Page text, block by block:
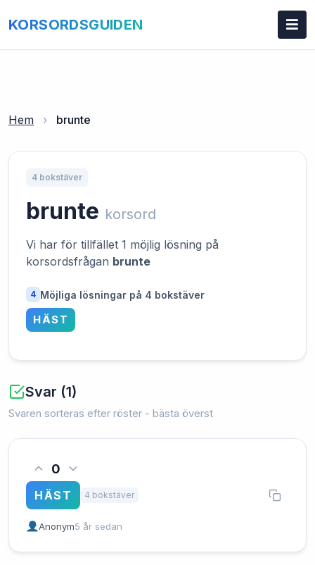
KORSORDSGUIDEN
Hem › brunte
4 bokstäver
brunte korsord
Vi har för tillfället 1 möjlig lösning på
korsordsfrågan brunte
4 Möjliga lösningar på 4 bokstäver
HÄST
Svar (1)
Svaren sorteras efter röster - bästa överst
0
HÄST 4 bokstäver
Anonym5 år sedan